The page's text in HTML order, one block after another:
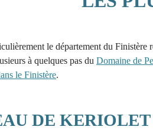
le département du Finistère
à quelques pas du Domaine de
le Finistère.
DE